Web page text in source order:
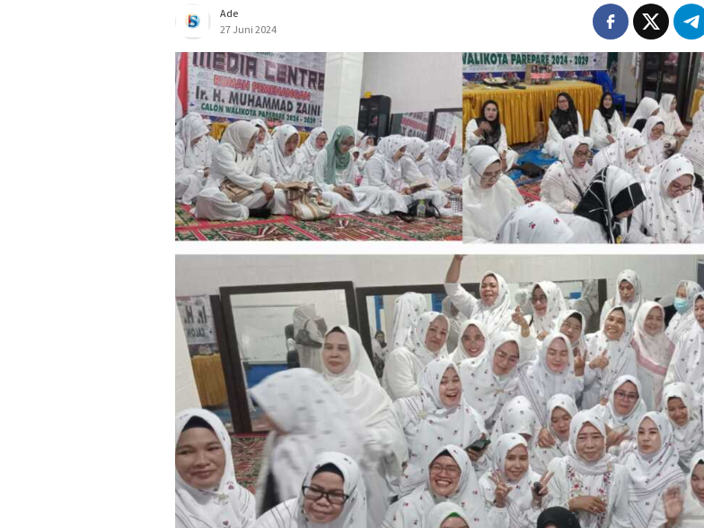
Ade
27 Juni 2024